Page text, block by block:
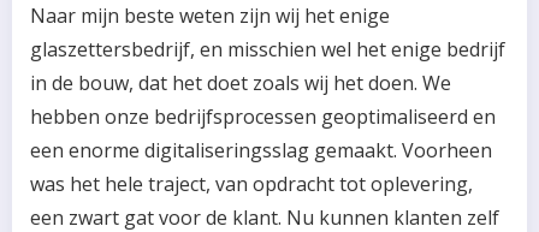
Naar mijn beste weten zijn wij het enige
glaszettersbedrijf, en misschien wel het enige bedrijf
in de bouw, dat het doet zoals wij het doen. We
hebben onze bedrijfsprocessen geoptimaliseerd en
een enorme digitaliseringsslag gemaakt. Voorheen
was het hele traject, van opdracht tot oplevering,
een zwart gat voor de klant. Nu kunnen klanten zelf